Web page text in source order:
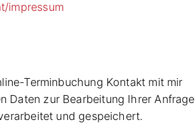
impressum
Terminbuchung Kontakt mit mir
Daten zur Bearbeitung Ihrer Anfrage
und gespeichert.